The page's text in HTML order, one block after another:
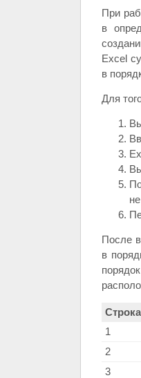
При
в
Excel
в
Для
После
в
Строка
1
2
3